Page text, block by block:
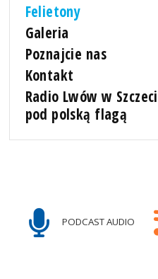
Felietony
Galeria
Poznajcie nas
Kontakt
Radio Lwów w
pod polską flagą
PODCAST AUDIO